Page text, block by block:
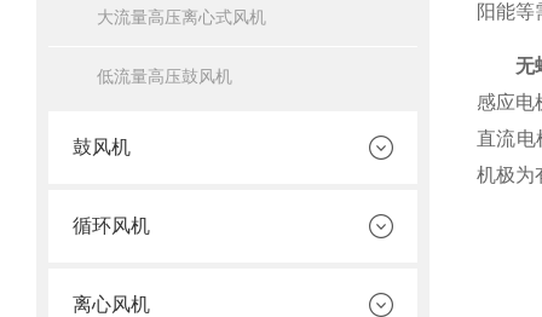
大流量高压离心式风机
低流量高压鼓风机
鼓风机
循环风机
离心风机
阳能等
无
感应电
直流电
机极为